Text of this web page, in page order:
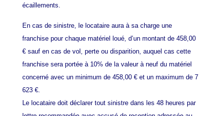
écaillements.
En cas de sinistre, le locataire aura à sa charge une
franchise pour chaque matériel loué, d’un montant de 458,00
€ sauf en cas de vol, perte ou disparition, auquel cas cette
franchise sera portée à 10% de la valeur à neuf du matériel
concerné avec un minimum de 458,00 € et un maximum de 7
623 €.
Le locataire doit déclarer tout sinistre dans les 48 heures par